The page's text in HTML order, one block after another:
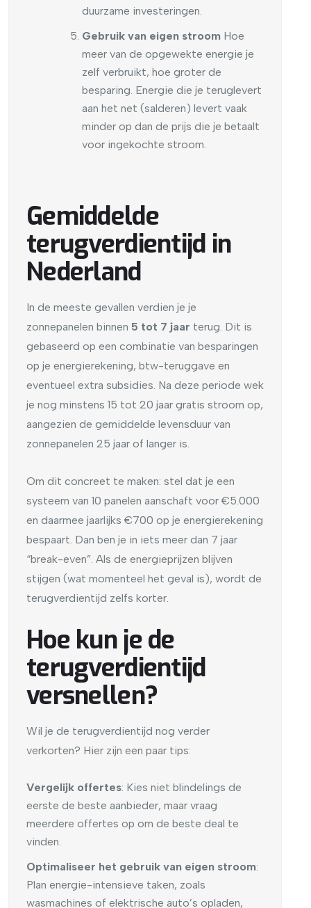
duurzame investeringen.
Gebruik van eigen stroom Hoe
meer van de opgewekte energie je
zelf verbruikt, hoe groter de
besparing. Energie die je teruglevert
aan het net (salderen) levert vaak
minder op dan de prijs die je betaalt
voor ingekochte stroom.
Gemiddelde
terugverdientijd in
Nederland
In de meeste gevallen verdien je je
zonnepanelen binnen 5 tot 7 jaar terug. Dit is
gebaseerd op een combinatie van besparingen
op je energierekening, btw-teruggave en
eventueel extra subsidies. Na deze periode wek
je nog minstens 15 tot 20 jaar gratis stroom op,
aangezien de gemiddelde levensduur van
zonnepanelen 25 jaar of langer is.
Om dit concreet te maken: stel dat je een
systeem van 10 panelen aanschaft voor €5.000
en daarmee jaarlijks €700 op je energierekening
bespaart. Dan ben je in iets meer dan 7 jaar
“break-even”. Als de energieprijzen blijven
stijgen (wat momenteel het geval is), wordt de
terugverdientijd zelfs korter.
Hoe kun je de
terugverdientijd
versnellen?
Wil je de terugverdientijd nog verder
verkorten? Hier zijn een paar tips:
Vergelijk offertes: Kies niet blindelings de
eerste de beste aanbieder, maar vraag
meerdere offertes op om de beste deal te
vinden.
Optimaliseer het gebruik van eigen stroom:
Plan energie-intensieve taken, zoals
wasmachines of elektrische auto’s opladen,